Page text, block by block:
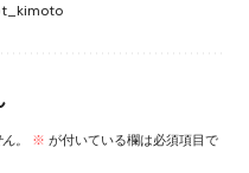
。 ※ が付いている欄は必須項目で